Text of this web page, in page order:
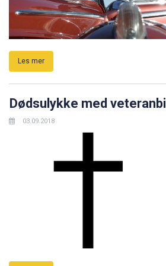
Les mer
Dødsulykke med veteranbil
03.09.2018